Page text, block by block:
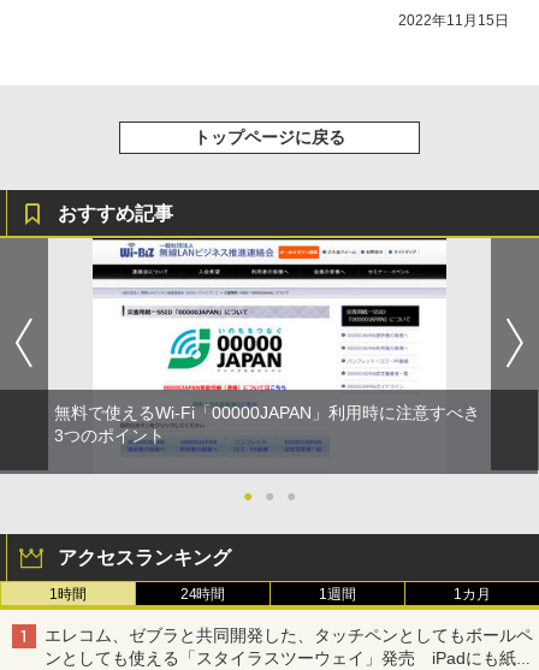
2022年11月15日
トップページに戻る
おすすめ記事
無料で使えるWi-Fi「00000JAPAN」利用時に注意すべき
3つのポイント
● ● ●
アクセスランキング
1時間 24時間 1週間 1カ月
エレコム、ゼブラと共同開発した、タッチペンとしてもボールペ
ンとしても使える「スタイラスツーウェイ」発売 iPadにも紙に